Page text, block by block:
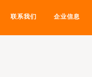
联系我们 企业信息